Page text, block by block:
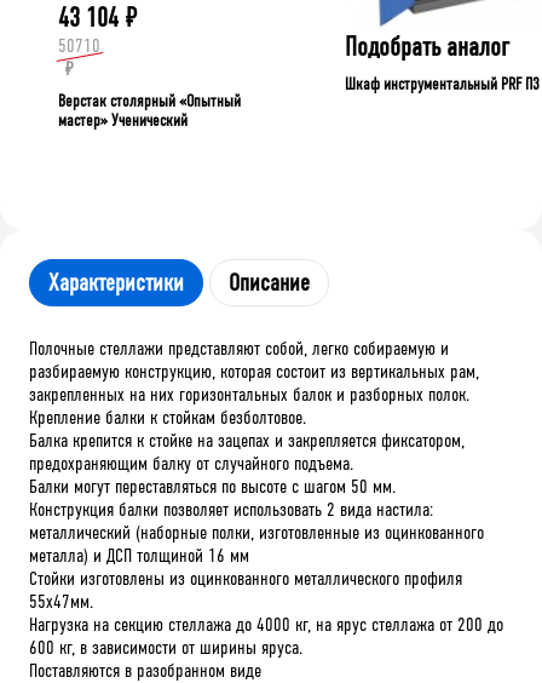
43 104 ₽
50710
₽
Верстак столярный «Опытный
мастер» Ученический
Подобрать аналог
Шкаф инструментальный PRF П3
Характеристики Описание
Полочные стеллажи представляют собой, легко собираемую и
разбираемую конструкцию, которая состоит из вертикальных рам,
закрепленных на них горизонтальных балок и разборных полок.
Крепление балки к стойкам безболтовое.
Балка крепится к стойке на зацепах и закрепляется фиксатором,
предохраняющим балку от случайного подъема.
Балки могут переставляться по высоте с шагом 50 мм.
Конструкция балки позволяет использовать 2 вида настила:
металлический (наборные полки, изготовленные из оцинкованного
металла) и ДСП толщиной 16 мм
Стойки изготовлены из оцинкованного металлического профиля
55х47мм.
Нагрузка на секцию стеллажа до 4000 кг, на ярус стеллажа от 200 до
600 кг, в зависимости от ширины яруса.
Поставляются в разобранном виде